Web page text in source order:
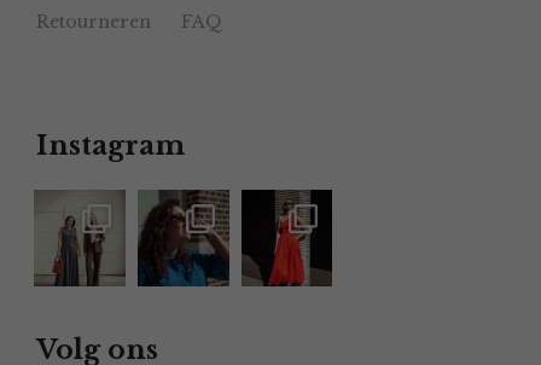
Retourneren FAQ
Instagram
Volg ons